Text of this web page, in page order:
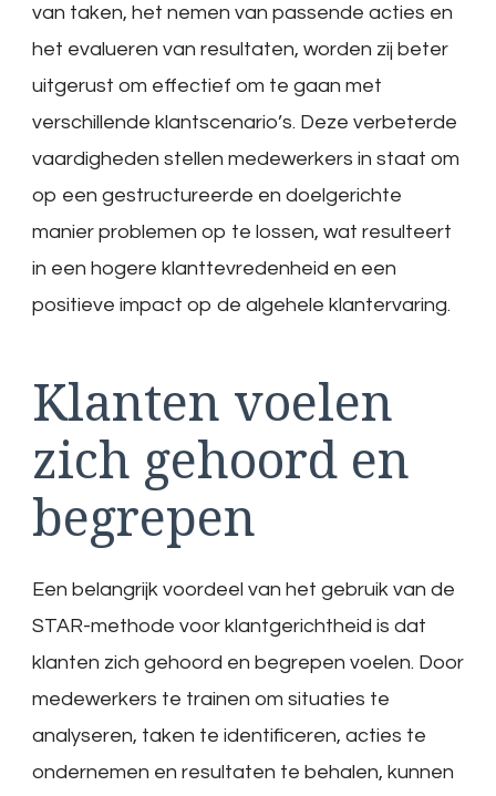
van taken, het nemen van passende acties en
het evalueren van resultaten, worden zij beter
uitgerust om effectief om te gaan met
verschillende klantscenario’s. Deze verbeterde
vaardigheden stellen medewerkers in staat om
op een gestructureerde en doelgerichte
manier problemen op te lossen, wat resulteert
in een hogere klanttevredenheid en een
positieve impact op de algehele klantervaring.
Klanten voelen
zich gehoord en
begrepen
Een belangrijk voordeel van het gebruik van de
STAR-methode voor klantgerichtheid is dat
klanten zich gehoord en begrepen voelen. Door
medewerkers te trainen om situaties te
analyseren, taken te identificeren, acties te
ondernemen en resultaten te behalen, kunnen